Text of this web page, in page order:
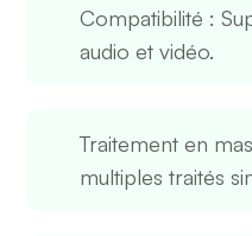
Compatibilité :
audio et vidéo.
Traitement en
multiples traités